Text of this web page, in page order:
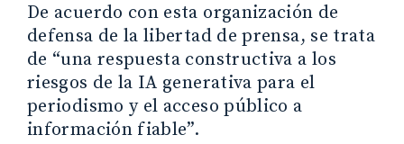
De acuerdo con esta organización de
defensa de la libertad de prensa, se trata
de “una respuesta constructiva a los
riesgos de la IA generativa para el
periodismo y el acceso público a
información fiable”.